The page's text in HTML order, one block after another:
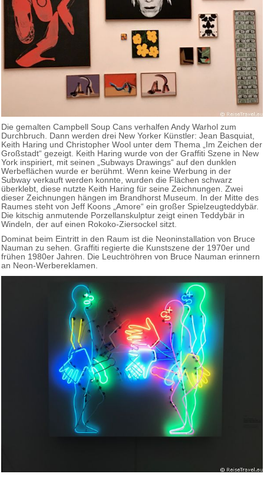
Die gemalten Campbell Soup Cans verhalfen Andy Warhol zum
Durchbruch. Dann werden drei New Yorker Künstler: Jean Basquiat,
Keith Haring und Christopher Wool unter dem Thema „Im Zeichen der
Großstadt“ gezeigt. Keith Haring wurde von der Graffiti Szene in New
York inspiriert, mit seinen „Subways Drawings“ auf den dunklen
Werbeflächen wurde er berühmt. Wenn keine Werbung in der
Subway verkauft werden konnte, wurden die Flächen schwarz
überklebt, diese nutzte Keith Haring für seine Zeichnungen. Zwei
dieser Zeichnungen hängen im Brandhorst Museum. In der Mitte des
Raumes steht von Jeff Koons „Amore“ ein großer Spielzeugteddybär.
Die kitschig anmutende Porzellanskulptur zeigt einen Teddybär in
Windeln, der auf einen Rokoko-Ziersockel sitzt.
Dominat beim Eintritt in den Raum ist die Neoninstallation von Bruce
Nauman zu sehen. Graffiti regierte die Kunstszene der 1970er und
frühen 1980er Jahren. Die Leuchtröhren von Bruce Nauman erinnern
an Neon-Werbereklamen.